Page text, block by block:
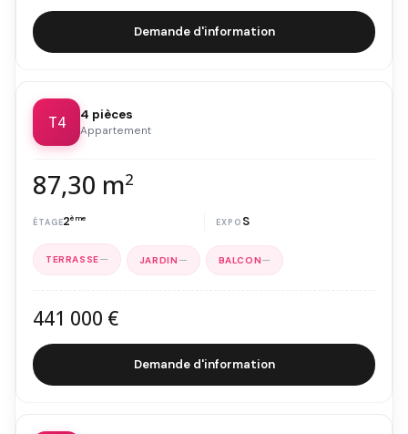
Demande d'information
T4 4 pièces
Appartement
87,30 m2
2ème S
— — —
441 000 €
Demande d'information